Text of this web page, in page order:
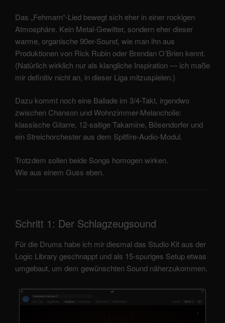
Das „Fehmarn“-Lied bewegt sich eher in einer rockigen
Atmosphäre. Kein Metal-Gewitter, sondern eher dieser
warme, organische 90er-Sound, wie man ihn aus
Produktionen von Rick Rubin oder Brendan O’Brien kennt.
(Natürlich wirklich nur als klangliche Inspiration — ich maße
mir definitiv nicht an, in dieser Liga mitzuspielen.)
Dazu kommt noch eine Ballade im 3/4-Takt, irgendwo
zwischen Chanson und Wohnzimmer-Melancholie:
klassische Gitarre, 12-saitige Takamine, Bösendorfer und
ein Streichorchester aus dem Spitfire-Audio-Modul.
Trotzdem sollen beide Songs homogen wirken.
Wie aus einem Guss eben.
Schritt 1: Der Schlagzeugsound
Für die Drums habe ich mir diesmal das Studio Kit aus der
Logic Library geschnappt und als 15-spuriges Setup etwas
umgebaut, um dem gewünschten Sound näherzukommen.